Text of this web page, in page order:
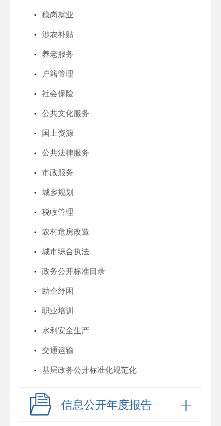
稳岗就业
涉农补贴
养老服务
户籍管理
社会保险
公共文化服务
国土资源
公共法律服务
市政服务
城乡规划
税收管理
农村危房改造
城市综合执法
政务公开标准目录
助企纾困
职业培训
水利安全生产
交通运输
基层政务公开标准化规范化
信息公开年度报告